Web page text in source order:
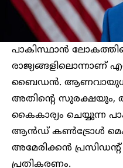
പാകിസ്ഥാൻ
രാജ്യങ്ങളിലൊന്നാണ്
ബൈഡൻ.
അതിന്റെ
കൈകാര്യം ചെയ്യുന്ന
ആൻഡ് കൺട്രോൾ
അമേരിക്കൻ
പ്രതികരണം.